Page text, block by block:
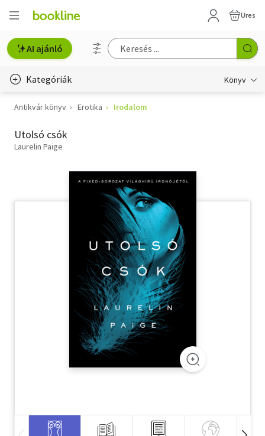
Üres
AI ajánló
Kategóriák Könyv
Életmód, egészség
Erotika
Hobbi, szabadidő
Szótár, nyelvkönyv
Tankönyv, segédkönyv
Társadalomtudomány
Vallás
Antikvár könyv Erotika Irodalom
Utolsó csók
Laurelin Paige